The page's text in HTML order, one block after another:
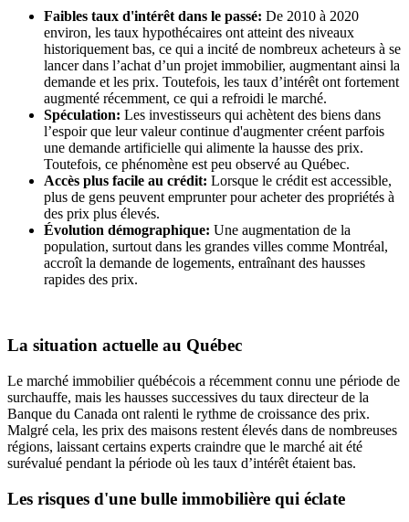
Faibles taux d'intérêt dans le passé: De 2010 à 2020
environ, les taux hypothécaires ont atteint des niveaux
historiquement bas, ce qui a incité de nombreux acheteurs à se
lancer dans l’achat d’un projet immobilier, augmentant ainsi la
demande et les prix. Toutefois, les taux d’intérêt ont fortement
augmenté récemment, ce qui a refroidi le marché.
Spéculation: Les investisseurs qui achètent des biens dans
l’espoir que leur valeur continue d'augmenter créent parfois
une demande artificielle qui alimente la hausse des prix.
Toutefois, ce phénomène est peu observé au Québec.
Accès plus facile au crédit: Lorsque le crédit est accessible,
plus de gens peuvent emprunter pour acheter des propriétés à
des prix plus élevés.
Évolution démographique: Une augmentation de la
population, surtout dans les grandes villes comme Montréal,
accroît la demande de logements, entraînant des hausses
rapides des prix.
La situation actuelle au Québec
Le marché immobilier québécois a récemment connu une période de
surchauffe, mais les hausses successives du taux directeur de la
Banque du Canada ont ralenti le rythme de croissance des prix.
Malgré cela, les prix des maisons restent élevés dans de nombreuses
régions, laissant certains experts craindre que le marché ait été
surévalué pendant la période où les taux d’intérêt étaient bas.
Les risques d'une bulle immobilière qui éclate